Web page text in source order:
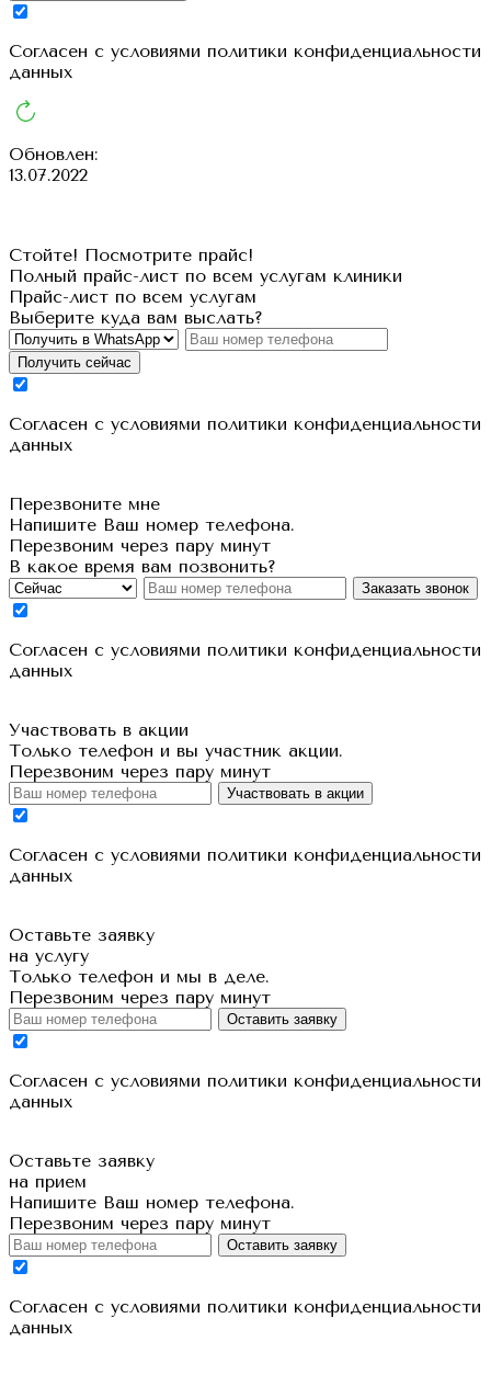
Cогласен с условиями политики конфиденциальности
данных
Обновлен:
13.07.2022
Стойте! Посмотрите прайс!
Полный прайс-лист по всем услугам клиники
Прайс-лист по всем услугам
Выберите куда вам выслать?
Получить сейчас
Cогласен с условиями политики конфиденциальности
данных
Перезвоните мне
Напишите Ваш номер телефона.
Перезвоним через пару минут
В какое время вам позвонить?
Заказать звонок
Cогласен с условиями политики конфиденциальности
данных
Участвовать в акции
Только телефон и вы участник акции.
Перезвоним через пару минут
Участвовать в акции
Cогласен с условиями политики конфиденциальности
данных
Оставьте заявку
на услугу
Только телефон и мы в деле.
Перезвоним через пару минут
Оставить заявку
Cогласен с условиями политики конфиденциальности
данных
Оставьте заявку
на прием
Напишите Ваш номер телефона.
Перезвоним через пару минут
Оставить заявку
Cогласен с условиями политики конфиденциальности
данных